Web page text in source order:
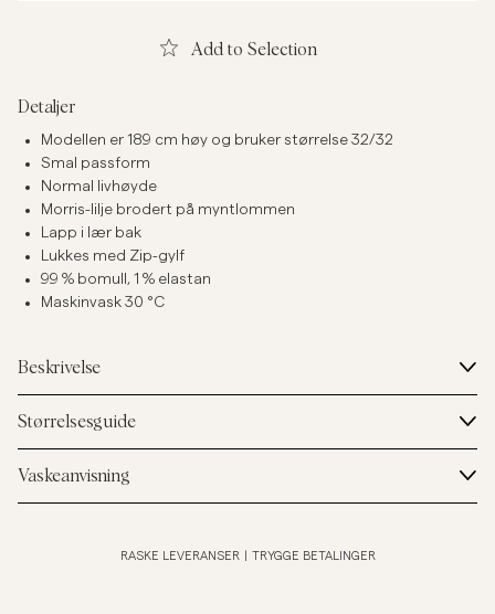
Add to Selection
Detaljer
Modellen er 189 cm høy og bruker størrelse 32/32
Smal passform
Normal livhøyde
Morris-lilje brodert på myntlommen
Lapp i lær bak
Lukkes med Zip-gylf
99 % bomull, 1 % elastan
Maskinvask 30 °C
Beskrivelse
Størrelsesguide
Vaskeanvisning
RASKE LEVERANSER TRYGGE BETALINGER